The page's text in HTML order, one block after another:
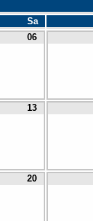
Sa
06
13
20